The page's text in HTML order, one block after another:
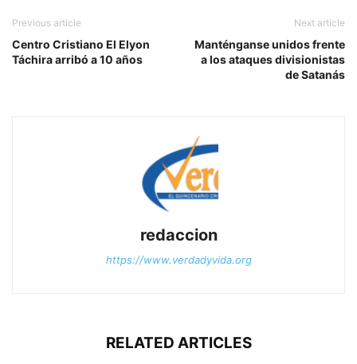
Previous article
Centro Cristiano El Elyon
Táchira arribó a 10 años
Next article
Manténganse unidos frente
a los ataques divisionistas
de Satanás
redaccion
https://www.verdadyvida.org
RELATED ARTICLES